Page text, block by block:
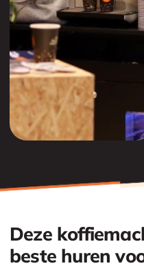
Deze
beste huren